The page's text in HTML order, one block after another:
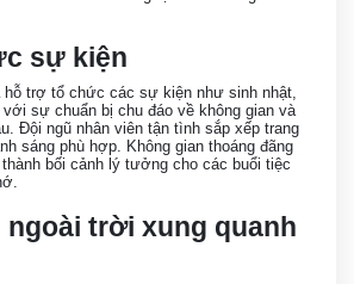
sự kiện
hỗ trợ tổ chức các sự kiện như sinh nhật,
sự chuẩn bị chu đáo về không gian và
Đội ngũ nhân viên tận tình sắp xếp trang
sáng phù hợp. Không gian thoáng đãng
bối cảnh lý tưởng cho các buổi tiệc
ngoài trời xung quanh